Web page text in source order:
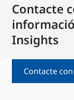
Contacte
Insights
Contacte